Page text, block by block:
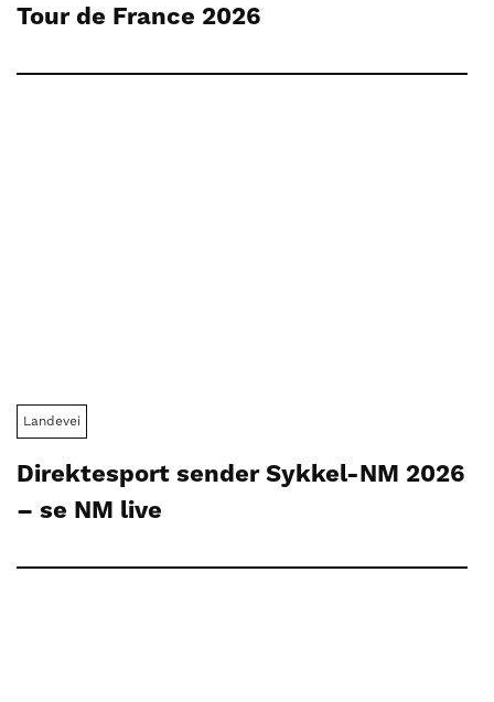
Tour de France 2026
Landevei
Direktesport sender Sykkel-NM 2026
– se NM live